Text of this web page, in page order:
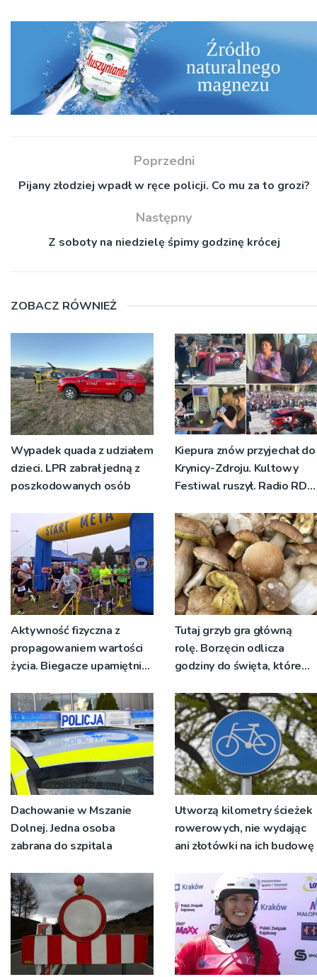
Poprzedni
Pijany złodziej wpadł w ręce policji. Co mu za to grozi?
Następny
Z soboty na niedzielę śpimy godzinę krócej
ZOBACZ RÓWNIEŻ
Wypadek quada z udziałem
dzieci. LPR zabrał jedną z
poszkodowanych osób
Kiepura znów przyjechał do
Krynicy-Zdroju. Kultowy
Festiwal ruszył. Radio RDN
żywo [ZDJĘCIA]
Aktywność fizyczna z
propagowaniem wartości
życia. Biegacze upamiętnili
Tutaj grzyb gra główną
rolę. Borzęcin odlicza
godziny do święta, które
pokoleń
Dachowanie w Mszanie
Dolnej. Jedna osoba
zabrana do szpitala
Utworzą kilometry ścieżek
rowerowych, nie wydając
ani złotówki na ich budowę